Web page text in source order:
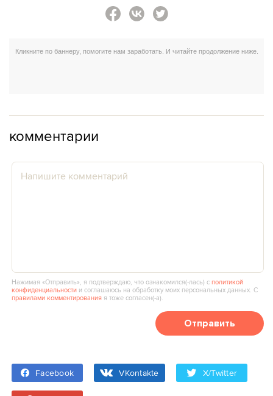
комментарии
Нажимая «Отправить», я подтверждаю, что ознакомился(‑лась) сполитикой
конфиденциальности и соглашаюсь на обработку моих персональных данных. С
правилами комментирования я тоже согласен(‑а).
Отправить
Facebook VKontakte X/Twitter